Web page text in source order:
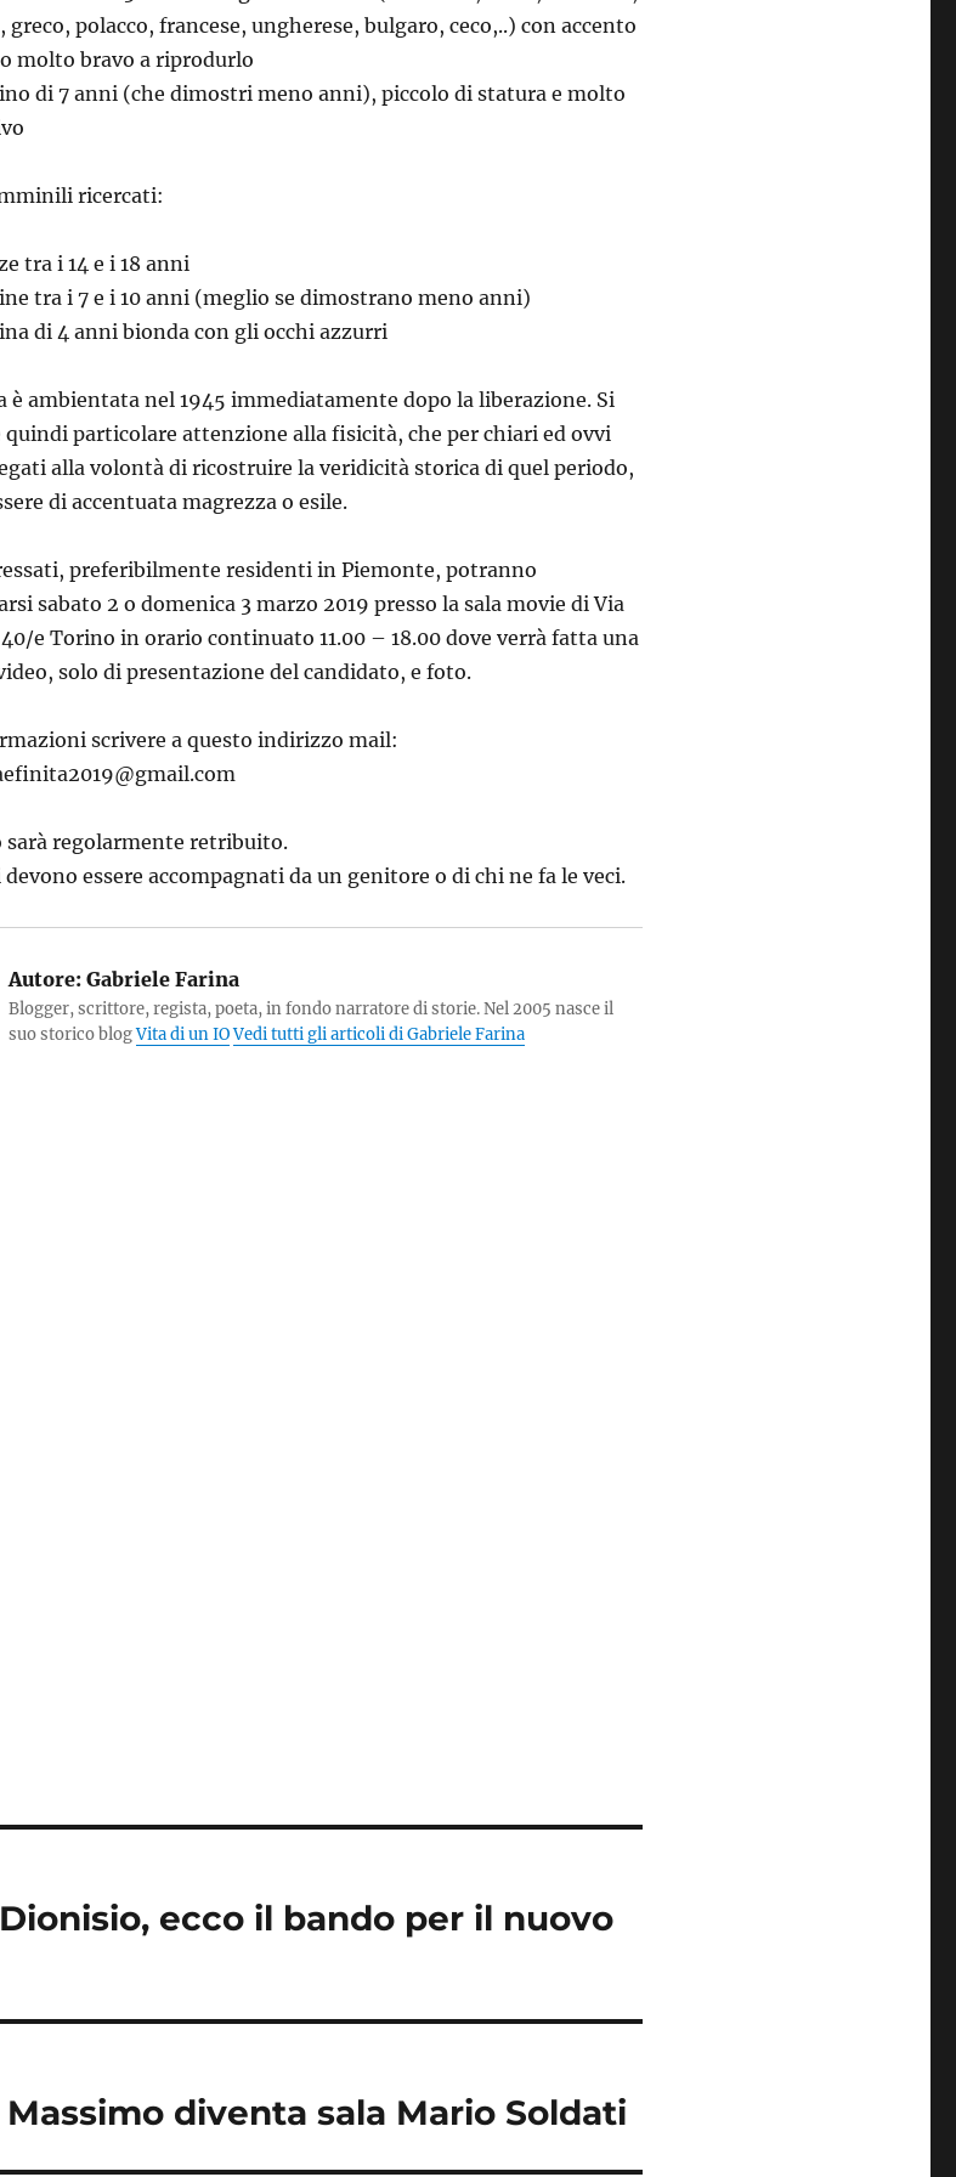
greco, polacco, francese, ungherese, bulgaro, ceco,..) con accento
molto bravo a riprodurlo
di 7 anni (che dimostri meno anni), piccolo di statura e molto
ricercati:
tra i 14 e i 18 anni
tra i 7 e i 10 anni (meglio se dimostrano meno anni)
di 4 anni bionda con gli occhi azzurri
è ambientata nel 1945 immediatamente dopo la liberazione. Si
quindi particolare attenzione alla fisicità, che per chiari ed ovvi
alla volontà di ricostruire la veridicità storica di quel periodo,
di accentuata magrezza o esile.
preferibilmente residenti in Piemonte, potranno
sabato 2 o domenica 3 marzo 2019 presso la sala movie di Via
e Torino in orario continuato 11.00 – 18.00 dove verrà fatta una
solo di presentazione del candidato, e foto.
scrivere a questo indirizzo mail:
sarà regolarmente retribuito.
essere accompagnati da un genitore o di chi ne fa le veci.
Autore: Gabriele Farina
Blogger, scrittore, regista, poeta, in fondo narratore di storie. Nel 2005 nasce il
suo storico blogVita di un IO Vedi tutti gli articoli di Gabriele Farina
ecco il bando per il nuovo
diventa sala Mario Soldati